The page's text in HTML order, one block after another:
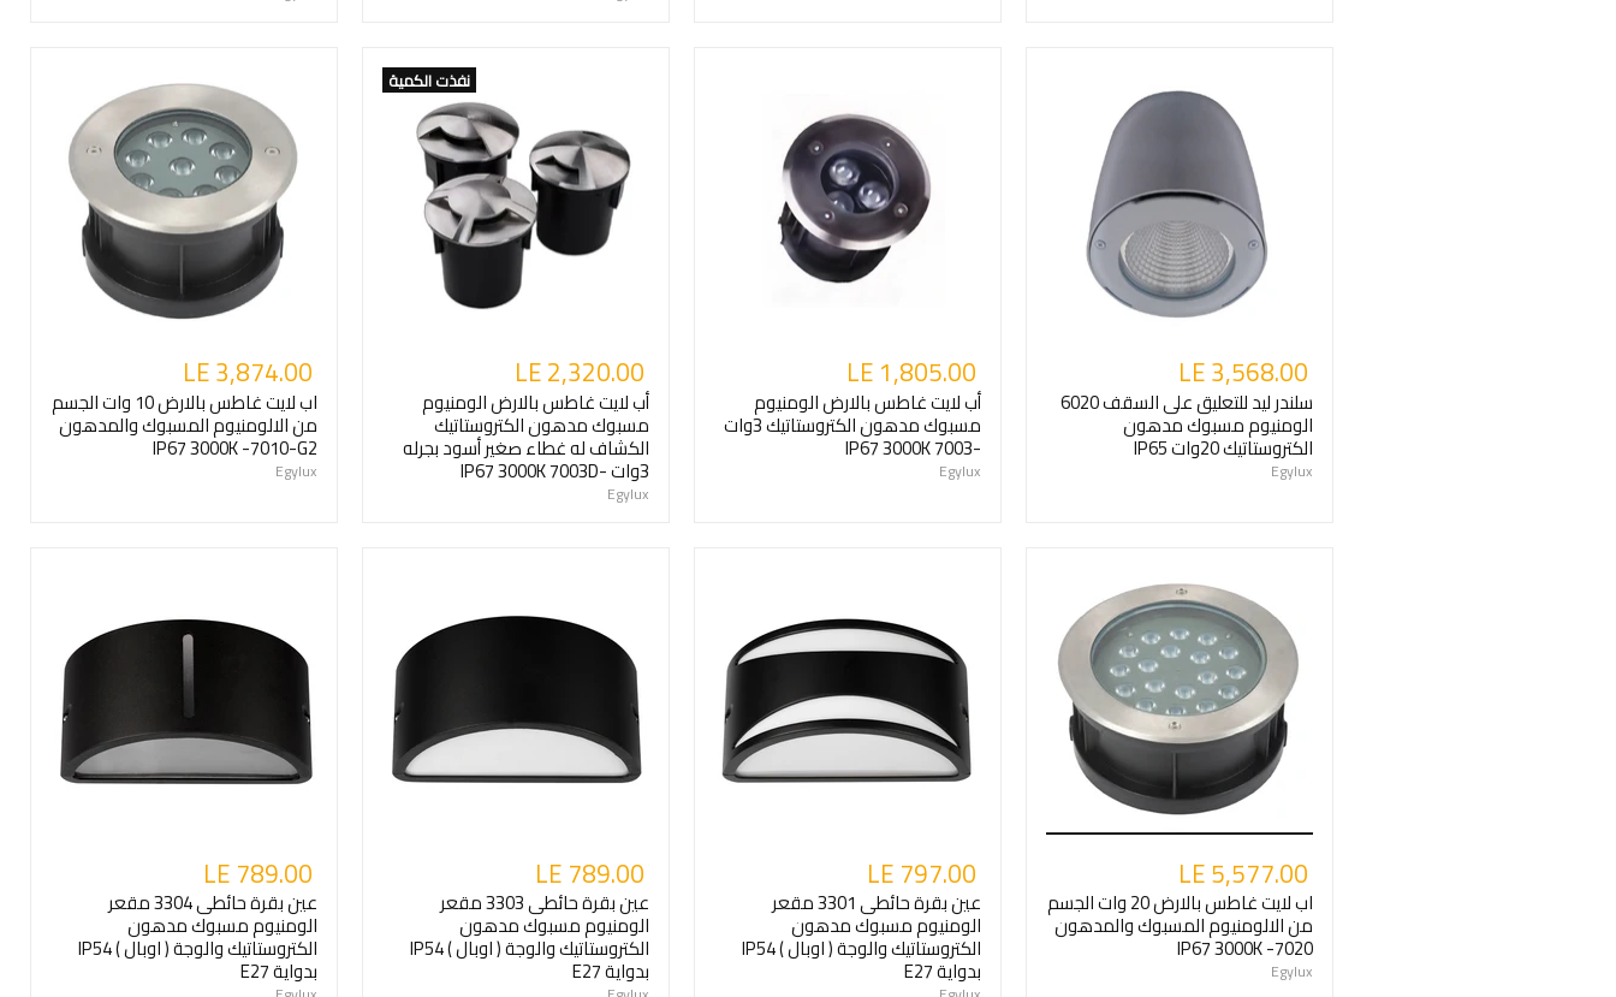
LE 3,568.00
سلندر ليد للتعليق على السقف 6020
الومنيوم مسبوك مدهون
الكتروستاتيك 20وات IP65
Egylux
LE 1,805.00
أب لايت غاطس بالارض الومنيوم
مسبوك مدهون الكتروستاتيك 3وات
-IP67 3000K 7003
Egylux
نفذت الكمية
LE 2,320.00
أب لايت غاطس بالارض الومنيوم
مسبوك مدهون الكتروستاتيك
الكشاف له غطاء صغير أسود بجرله
3وات -IP67 3000K 7003D
Egylux
LE 3,874.00
اب لايت غاطس بالارض 10 وات الجسم
من الالومنيوم المسبوك والمدهون
IP67 3000K -7010-G2
Egylux
LE 5,577.00
اب لايت غاطس بالارض 20 وات الجسم
من الالومنيوم المسبوك والمدهون
IP67 3000K -7020
Egylux
LE 797.00
عين بقرة حائطى 3301 مقعر
الومنيوم مسبوك مدهون
الكتروستاتيك والوجة ( اوبال ) IP54
بدواية E27
LE 789.00
عين بقرة حائطى 3303 مقعر
الومنيوم مسبوك مدهون
الكتروستاتيك والوجة ( اوبال ) IP54
بدواية E27
LE 789.00
عين بقرة حائطى 3304 مقعر
الومنيوم مسبوك مدهون
الكتروستاتيك والوجة ( اوبال ) IP54
بدواية E27